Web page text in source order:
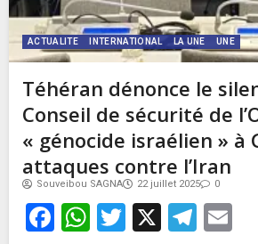
ACTUALITE INTERNATIONAL LA UNE UNE
Téhéran dénonce le
Conseil de sécurité de
« génocide israélien » à
attaques contre l’Iran
Souveibou SAGNA 22 juillet 2025 0
Facebook
WhatsApp
Twitter
X